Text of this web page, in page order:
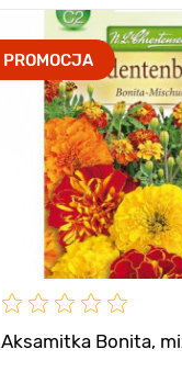
PROMOCJA
Aksamitka Bonita,